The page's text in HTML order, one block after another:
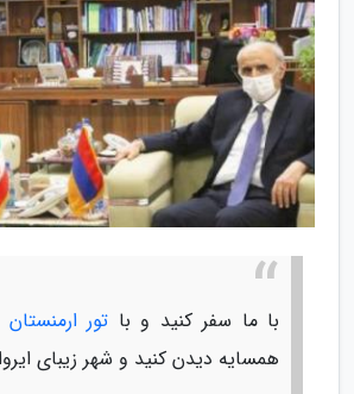
با ما سفر کنید و با تور ارمنستان
همسایه دیدن کنید و شهر زیبای